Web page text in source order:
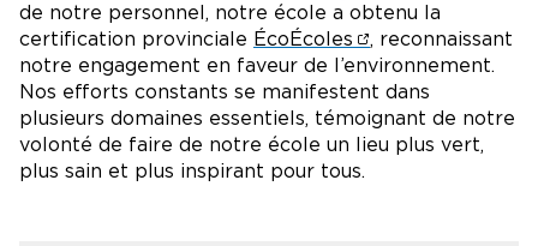
de notre personnel, notre école a obtenu la
certification provinciale ÉcoÉcoles
, reconnaissant
notre engagement en faveur de l’environnement.
Nos efforts constants se manifestent dans
plusieurs domaines essentiels, témoignant de notre
volonté de faire de notre école un lieu plus vert,
plus sain et plus inspirant pour tous.